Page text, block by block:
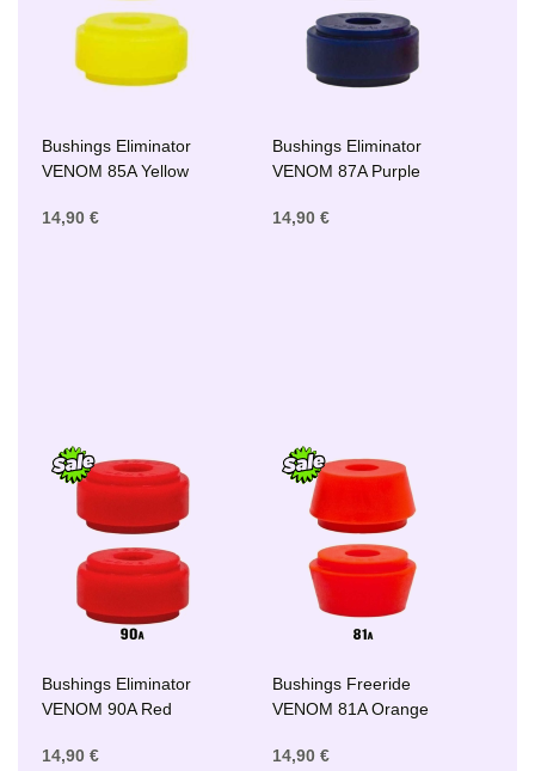
Bushings Eliminator
VENOM 85A Yellow
14,90 €
Bushings Eliminator
VENOM 87A Purple
14,90 €
Bushings Eliminator
VENOM 90A Red
14,90 €
Bushings Freeride
VENOM 81A Orange
14,90 €